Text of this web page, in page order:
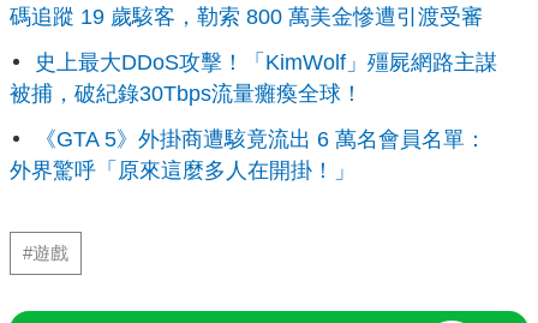
碼追蹤 19 歲駭客，勒索 800 萬美金慘遭引渡受審
史上最大DDoS攻擊！「KimWolf」殭屍網路主謀
被捕，破紀錄30Tbps流量癱瘓全球！
《GTA 5》外掛商遭駭竟流出 6 萬名會員名單：
外界驚呼「原來這麼多人在開掛！」
#遊戲